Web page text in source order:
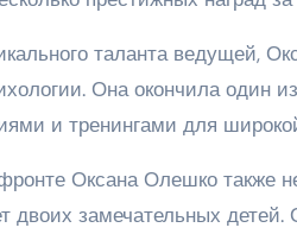
таланта ведущей,
Она окончила один
и тренингами для
Оксана Олешко также
двоих замечательных